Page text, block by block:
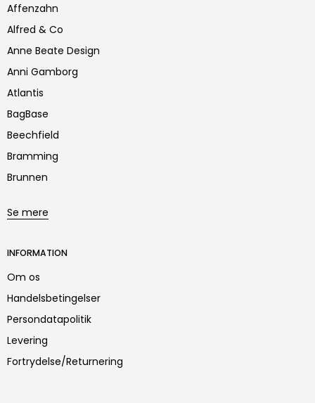
Affenzahn
Alfred & Co
Anne Beate Design
Anni Gamborg
Atlantis
BagBase
Beechfield
Bramming
Brunnen
Se mere
INFORMATION
Om os
Handelsbetingelser
Persondatapolitik
Levering
Fortrydelse/Returnering